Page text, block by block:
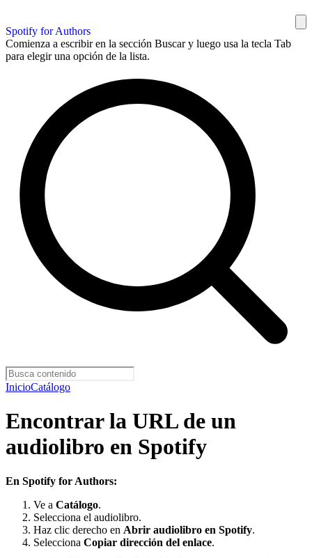
Spotify for Authors
Comienza a escribir en la sección Buscar y luego usa la tecla Tab
para elegir una opción de la lista.
InicioCatálogo
Encontrar la URL de un
audiolibro en Spotify
En Spotify for Authors:
Ve a Catálogo.
Selecciona el audiolibro.
Haz clic derecho en Abrir audiolibro en Spotify.
Selecciona Copiar dirección del enlace.